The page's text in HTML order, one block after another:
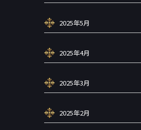
2025年5月
2025年4月
2025年3月
2025年2月